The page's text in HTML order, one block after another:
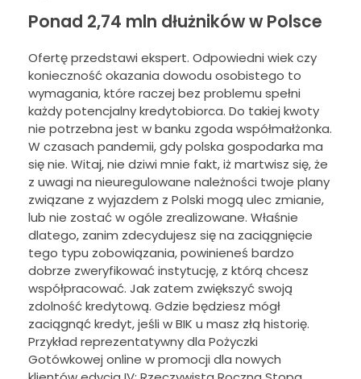
Ponad 2,74 mln dłużników w Polsce
Ofertę przedstawi ekspert. Odpowiedni wiek czy
konieczność okazania dowodu osobistego to
wymagania, które raczej bez problemu spełni
każdy potencjalny kredytobiorca. Do takiej kwoty
nie potrzebna jest w banku zgoda współmałżonka.
W czasach pandemii, gdy polska gospodarka ma
się nie. Witaj, nie dziwi mnie fakt, iż martwisz się, że
z uwagi na nieuregulowane należności twoje plany
związane z wyjazdem z Polski mogą ulec zmianie,
lub nie zostać w ogóle zrealizowane. Właśnie
dlatego, zanim zdecydujesz się na zaciągnięcie
tego typu zobowiązania, powinieneś bardzo
dobrze zweryfikować instytucję, z którą chcesz
współpracować. Jak zatem zwiększyć swoją
zdolność kredytową. Gdzie będziesz mógł
zaciągnąć kredyt, jeśli w BIK u masz złą historię.
Przykład reprezentatywny dla Pożyczki
Gotówkowej online w promocji dla nowych